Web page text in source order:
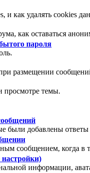
и как удалять cookies
как оставаться
пароля
размещении
просмотре темы.
были добавлены
сообщением, когда в
информации,